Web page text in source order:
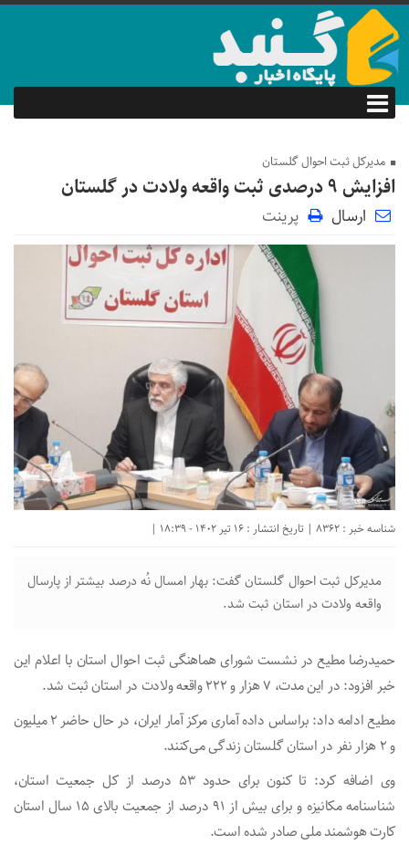
مدیرکل ثبت احوال گلستان
افزایش ۹ درصدی ثبت واقعه ولادت در گلستان
ارسال پرینت
شناسه خبر : 8362 | تاریخ انتشار : 16 تیر 1402 - 18:39 |
مدیرکل ثبت احوال گلستان گفت: بهار امسال نُه درصد بیشتر از پارسال
واقعه ولادت در استان ثبت شد.
حمیدرضا مطیع در نشست شورای هماهنگی ثبت احوال استان با اعلام این
خبر افزود: در این مدت، ۷ هزار و ۲۲۲ واقعه ولادت در استان ثبت شد.
مطیع ادامه داد: براساس داده آماری مرکز آمار ایران، در حال حاضر ۲ میلیون
و ۲ هزار نفر در استان گلستان زندگی می‌کنند.
وی اضافه کرد: تا کنون برای حدود ۵۳ درصد از کل جمعیت استان،
شناسنامه مکانیزه و برای بیش از ۹۱ درصد از جمعیت بالای ۱۵ سال استان
کارت هوشمند ملی صادر شده است.